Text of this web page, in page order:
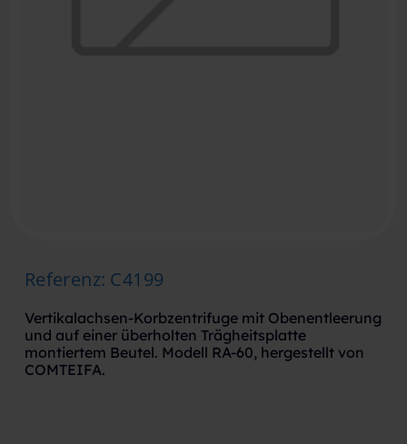
Referenz: C4199
Vertikalachsen-Korbzentrifuge mit Obenentleerung
und auf einer überholten Trägheitsplatte
montiertem Beutel. Modell RA-60, hergestellt von
COMTEIFA.